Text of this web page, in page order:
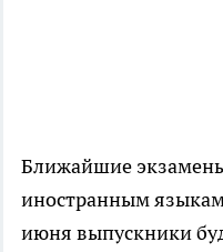
Ближайшие
иностранным
июня выпускники